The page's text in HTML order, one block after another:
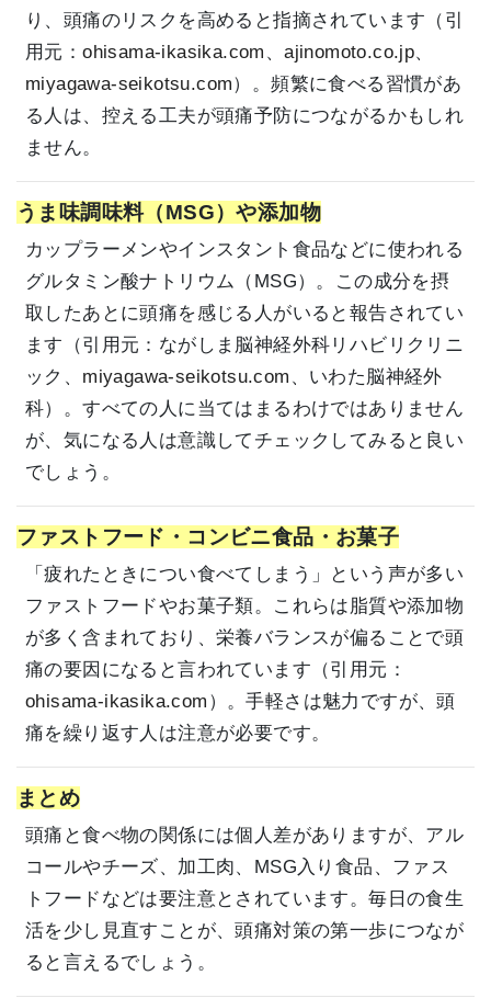
り、頭痛のリスクを高めると指摘されています（引
用元：ohisama-ikasika.com 、ajinomoto.co.jp、
miyagawa-seikotsu.com）。頻繁に食べる習慣があ
る人は、控える工夫が頭痛予防につながるかもしれ
ません。
うま味調味料（MSG）や添加物
カップラーメンやインスタント食品などに使われる
グルタミン酸ナトリウム（MSG）。この成分を摂
取したあとに頭痛を感じる人がいると報告されてい
ます（引用元： ながしま脳神経外科リハビリクリニ
ック 、 miyagawa-seikotsu.com 、 いわた脳神経外
科）。すべての人に当てはまるわけではありません
が、気になる人は意識してチェックしてみると良い
でしょう。
ファストフード・コンビニ食品・お菓子
「疲れたときについ食べてしまう」という声が多い
ファストフードやお菓子類。これらは脂質や添加物
が多く含まれており、栄養バランスが偏ることで頭
痛の要因になると言われています（引用元：
ohisama-ikasika.com ）。手軽さは魅力ですが、頭
痛を繰り返す人は注意が必要です。
まとめ
頭痛と食べ物の関係には個人差がありますが、アル
コールやチーズ、加工肉、MSG入り食品、ファス
トフードなどは要注意とされています。毎日の食生
活を少し見直すことが、頭痛対策の第一歩につなが
ると言えるでしょう。